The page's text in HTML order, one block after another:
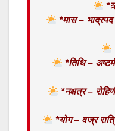
*मास – भाद्रपद
*तिथि –
*नक्षत्र –
*योग – वज्र